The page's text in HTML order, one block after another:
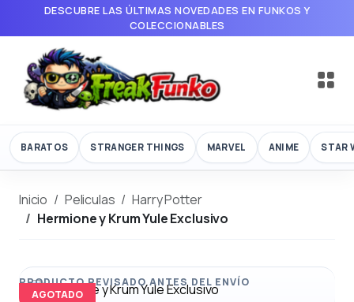
DESCUBRE LAS ÚLTIMAS NOVEDADES EN FUNKOS Y
COLECCIONABLES
BARATOS STRANGER THINGS MARVEL ANIME STAR
Inicio Peliculas
Harry Potter
Hermione y Krum Yule Exclusivo
AGOTADO